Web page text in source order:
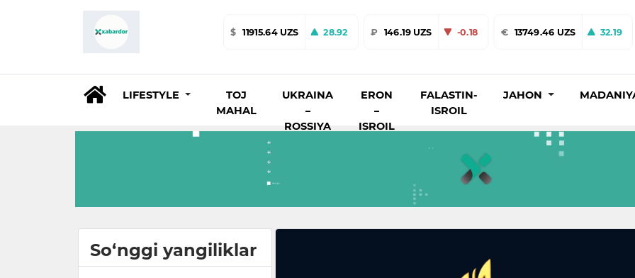
$ 11915.64 UZS 28.92 ₽ 146.19 UZS -0.18 € 13749.46 UZS 32.19
LIFESTYLE
TOJ
MAHAL
UKRAINA
–
ROSSIYA
ERON
–
ISROIL
FALASTIN-
ISROIL
JAHON
So‘nggi yangiliklar